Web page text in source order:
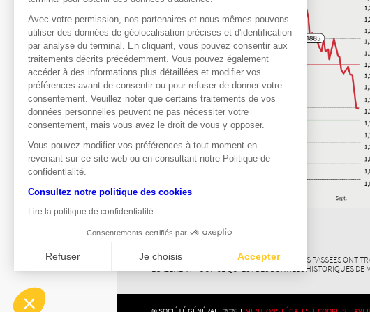
Source : Zonebourse
LES DONNÉES RELATIVES AUX PERFORMANCES PASSÉES ONT
ÉGALEMENT POUR CE QUI EST DES DONNÉES HISTORIQUES DE
Avec votre permission, nos partenaires et nous-mêmes pouvons
utiliser des données de géolocalisation précises et d'identification
par analyse du terminal. En cliquant, vous pouvez consentir aux
traitements décrits précédemment. Vous pouvez également
accéder à des informations plus détaillées et modifier vos
préférences avant de consentir ou pour refuser de donner votre
consentement. Veuillez noter que certains traitements de vos
données personnelles peuvent ne pas nécessiter votre
consentement, mais vous avez le droit de vous y opposer.
Vous pouvez modifier vos préférences à tout moment en
revenant sur ce site web ou en consultant notre Politique de
confidentialité.
Consultez notre politique des cookies
Lire la politique de confidentialité
Consentements certifiés par
Refuser Je choisis Accepter
Plateforme de Gestion du Consentement : Personnalisez vos Options